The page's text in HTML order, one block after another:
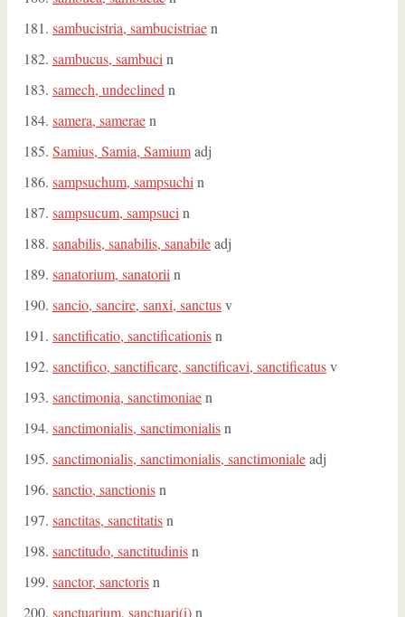
sambucistria, sambucistriaen
sambucus, sambuci n
samech, undeclined n
samera, sameraen
Samius, Samia, Samiumadj
sampsuchum, sampsuchi n
sampsucum, sampsuci n
sanabilis, sanabilis, sanabileadj
sanatorium, sanatorii n
sancio, sancire, sanxi, sanctusv
sanctificatio, sanctificationisn
sanctifico, sanctificare, sanctificavi, sanctificatusv
sanctimonia, sanctimoniaen
sanctimonialis, sanctimonialisn
sanctimonialis, sanctimonialis, sanctimonialeadj
sanctio, sanctionisn
sanctitas, sanctitatisn
sanctitudo, sanctitudinisn
sanctor, sanctorisn
sanctuarium, sanctuari(i)n